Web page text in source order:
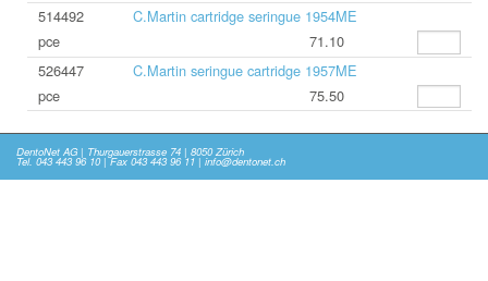
514492
C.Martin cartridge seringue 1954ME
pce
71.10
526447
C.Martin seringue cartridge 1957ME
pce
75.50
DentoNet AG | Thurgauerstrasse 74 | 8050 Zürich
Tel. 043 443 96 10 | Fax 043 443 96 11 | info@dentonet.ch